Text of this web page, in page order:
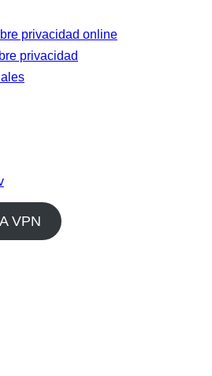
privacidad online
privacidad
VPN